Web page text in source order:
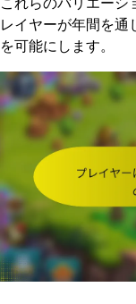
レイヤーが年間を通
を可能にします。